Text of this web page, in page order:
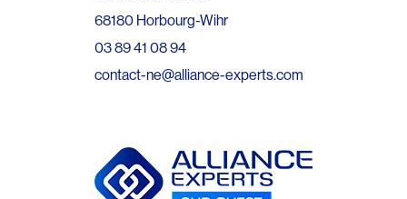
68180 Horbourg-Wihr
03 89 41 08 94
contact-ne@alliance-experts.com